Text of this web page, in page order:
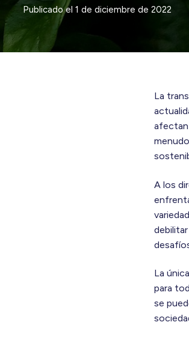
Publicado el 1 de diciembre de 2022
La
afectan
A los
La
para
se